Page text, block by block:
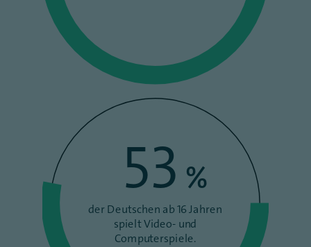
53 %
der Deutschen ab 16 Jahren
spielt Video- und
Computerspiele.